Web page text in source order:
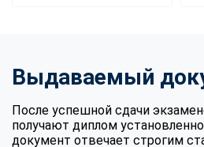
Выдаваемый
После успешной сдачи
получают диплом
документ отвечает строгим